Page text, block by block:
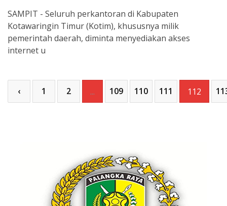
SAMPIT - Seluruh perkantoran di Kabupaten
Kotawaringin Timur (Kotim), khususnya milik
pemerintah daerah, diminta menyediakan akses
internet u
‹ 1 2 ... 109 110 111 112